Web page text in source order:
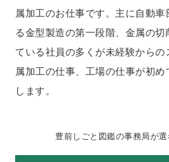
属加工のお仕事です。主に自動
る金型製造の第一段階、金属の
ている社員の多くが未経験から
属加工の仕事、工場の仕事が初
します。
豊前しごと図鑑の事務局が